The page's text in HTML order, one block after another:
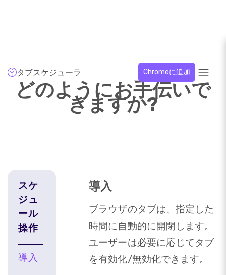
タブスケジューラ Chromeに追加
どのようにお手伝いで
きますか?
スケ
ジュ
ール
操作
導入
導入
ブラウザのタブは、指定した
時間に自動的に開閉します。
ユーザーは必要に応じてタブ
を有効化/無効化できます。